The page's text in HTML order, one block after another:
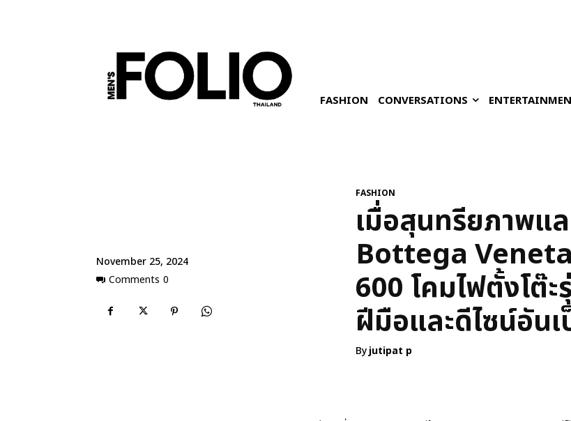
FASHION CONVERSATIONS
November 25, 2024
Comments 0
FASHION
เมื่อสุนทรียภาพแ
Bottega
600 โคมไฟตั้งโต๊
ฝีมือและดีไซน์อัน
Byjutipat p